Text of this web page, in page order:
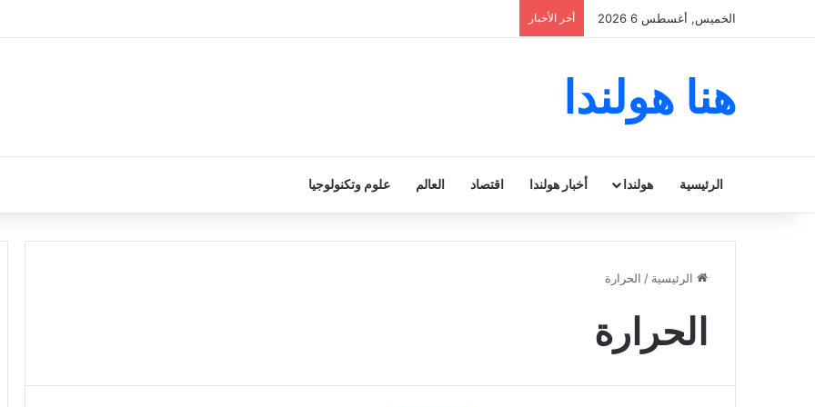
الخميس, أغسطس 6 2026 أخر الأخبار
هنا هولندا
الرئيسية هولندا أخبار هولندا اقتصاد العالم علوم وتكنولوجيا
الرئيسية / الحرارة
الحرارة